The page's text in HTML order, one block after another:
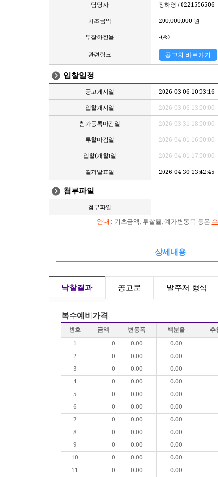
담당자
장하영 / 0221556506
기초금액
200,000,000 원
투찰하한율
-(%)
관련링크 공고처 바로가기
입찰일정
공고게시일
2026-03-06 10:03:16
입찰개시일
2026-03-06 13:00:00
참가등록마감일
2026-03-31 18:00:00
투찰마감일
2026-04-01 16:00:00
입찰(개찰)일
2026-04-01 17:00:00
결과발표일
2026-04-30 13:42:45
첨부파일
첨부파일
안내 : 기초금액, 투찰율, 예가변동폭 등은
상세내용
낙찰결과 공고문 발주처 형식
복수예비가격
번호 금액 변동폭 백분율
추
1
0 0.00
0.00
2
0 0.00
0.00
3
0 0.00
0.00
4
0 0.00
0.00
5
0 0.00
0.00
6
0 0.00
0.00
7
0 0.00
0.00
8
0 0.00
0.00
9
0 0.00
0.00
10
0 0.00
0.00
11
0 0.00
0.00